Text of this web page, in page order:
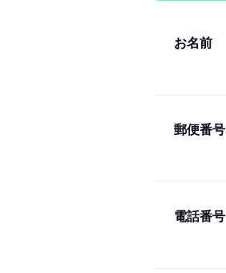
お名前
郵便番号
電話番号